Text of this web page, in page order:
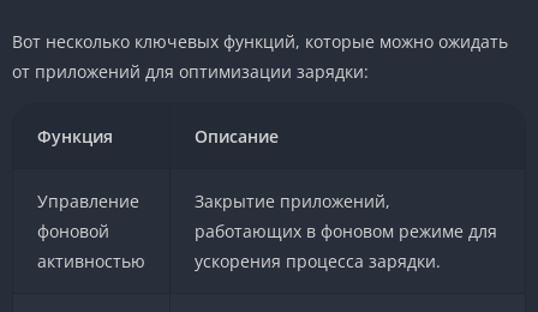
Вот несколько ключевых функций, которые можно ожидать
от приложений для оптимизации зарядки:
Функция Описание
Управление
фоновой
активностью
Закрытие приложений,
работающих в фоновом режиме для
ускорения процесса зарядки.